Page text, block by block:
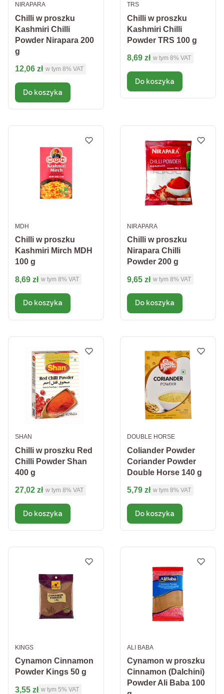
Chilli w proszku
Kashmiri Chilli
Powder Nirapara 200
g
PRODUCENT
NIRAPARA
Cena brutto
12,06 zł w tym %s VAT
w tym 8% VAT
Do koszyka
Chilli w proszku
Kashmiri Chilli
Powder TRS 100 g
PRODUCENT
TRS
Cena brutto
8,69 zł w tym %s VAT
w tym 8% VAT
Do koszyka
Chilli w proszku
Kashmiri Mirch MDH
100 g
PRODUCENT
MDH
Cena brutto
8,69 zł w tym %s VAT
w tym 8% VAT
Do koszyka
Chilli w proszku
Nirapara Chilli
Powder 200 g
PRODUCENT
NIRAPARA
Cena brutto
9,65 zł w tym %s VAT
w tym 8% VAT
Do koszyka
Chilli w proszku Red
Chilli Powder Shan
400 g
PRODUCENT
SHAN
Cena brutto
27,02 zł w tym %s VAT
w tym 8% VAT
Do koszyka
Coliander Powder
Coriander Powder
Double Horse 140 g
PRODUCENT
DOUBLE HORSE
Cena brutto
5,79 zł w tym %s VAT
w tym 8% VAT
Do koszyka
Cynamon Cinnamon
Powder Kings 50 g
PRODUCENT
KINGS
Cena brutto
3,55 zł w tym %s VAT
w tym 5% VAT
Cynamon w proszku
Cinnamon (Dalchini)
Powder Ali Baba 100
PRODUCENT
ALI BABA